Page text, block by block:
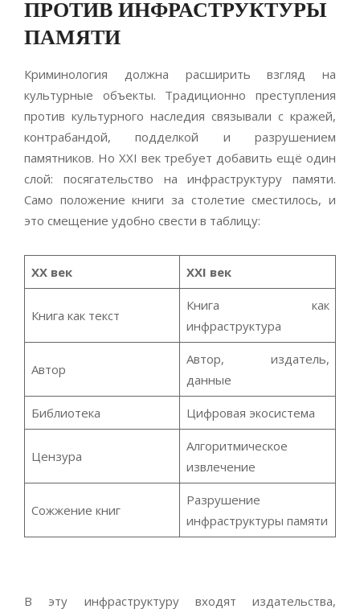
ПРОТИВ ИНФРАСТРУКТУРЫ
ПАМЯТИ
Криминология должна расширить взгляд на
культурные объекты. Традиционно преступления
против культурного наследия связывали с кражей,
контрабандой, подделкой и разрушением
памятников. Но XXI век требует добавить ещё один
слой: посягательство на инфраструктуру памяти.
Само положение книги за столетие сместилось, и
это смещение удобно свести в таблицу:
XX век XXI век
Книга как текст
Книга как
инфраструктура
Автор
Автор, издатель,
данные
Библиотека Цифровая экосистема
Цензура
Алгоритмическое
извлечение
Сожжение книг
Разрушение
инфраструктуры памяти
В эту инфраструктуру входят издательства,